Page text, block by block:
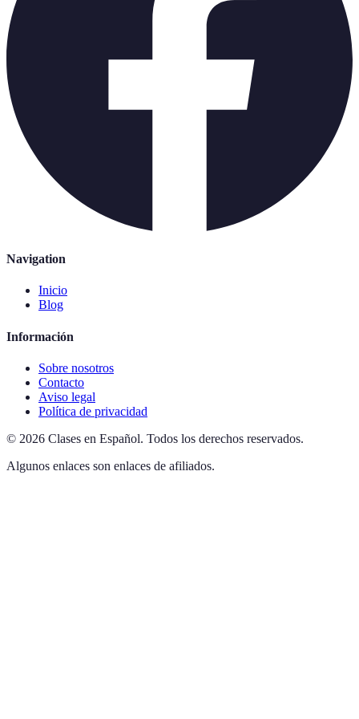
Navigation
Inicio
Blog
Información
Sobre nosotros
Contacto
Aviso legal
Política de privacidad
© 2026 Clases en Español. Todos los derechos reservados.
Algunos enlaces son enlaces de afiliados.